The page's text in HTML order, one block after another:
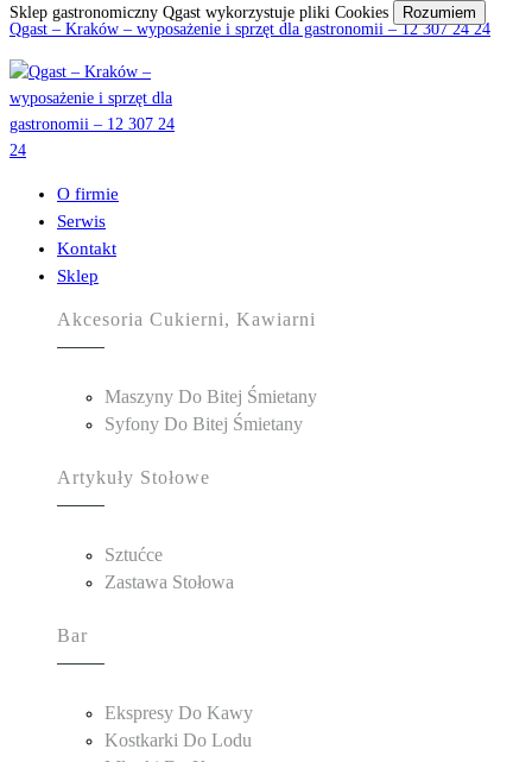
Qgast – Kraków – wyposażenie i sprzęt dla gastronomii – 12 307 24 24
O firmie
Serwis
Kontakt
Sklep
Akcesoria Cukierni, Kawiarni
Maszyny Do Bitej Śmietany
Syfony Do Bitej Śmietany
Artykuły Stołowe
Sztućce
Zastawa Stołowa
Bar
Ekspresy Do Kawy
Kostkarki Do Lodu
Sklep gastronomiczny Qgast wykorzystuje pliki Cookies Rozumiem